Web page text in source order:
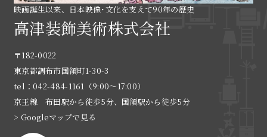
映画誕生以来、日本映像･文化を支えて90年の歴史
高津装飾美術株式会社
〒182-0022
東京都調布市国領町1-30-3
tel：042-484-1161（9:00〜17:00）
京王線 布田駅から徒歩5分、国領駅から徒歩5分
> Googleマップで見る